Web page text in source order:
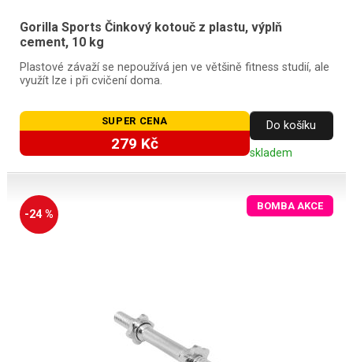
Gorilla Sports Činkový kotouč z plastu, výplň
cement, 10 kg
Plastové závaží se nepoužívá jen ve většině fitness studií, ale
využít lze i při cvičení doma.
SUPER CENA
279 Kč
Do košíku
skladem
-24 %
BOMBA AKCE